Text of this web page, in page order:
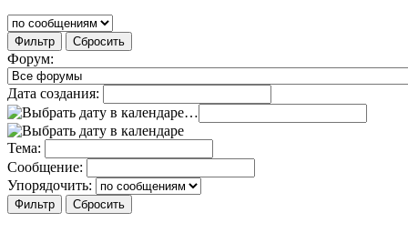
Фильтр Сбросить
Форум:
Дата создания:
…
Тема:
Сообщение:
Упорядочить: